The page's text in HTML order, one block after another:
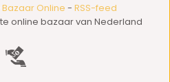
Bazaar Online - RSS-feed
online bazaar van Nederland